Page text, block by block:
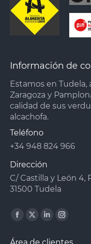
Información de
Estamos en
Zaragoza y
calidad de sus
alcachofa.
Teléfono
+34 948 824 966
Dirección
C/ Castilla y León 4,
31500 Tudela
Facebook
X
Linkedin